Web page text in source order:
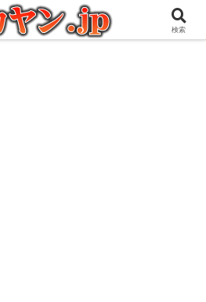
きな管理人の愉快な日々を綴るブログ
検索